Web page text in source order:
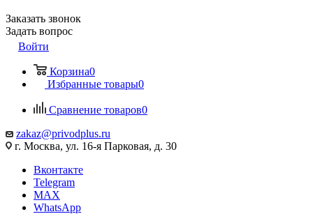
Заказать звонок
Задать вопрос
Войти
Корзина0
Избранные товары0
Сравнение товаров0
zakaz@privodplus.ru
г. Москва, ул. 16-я Парковая, д. 30
Вконтакте
Telegram
MAX
WhatsApp